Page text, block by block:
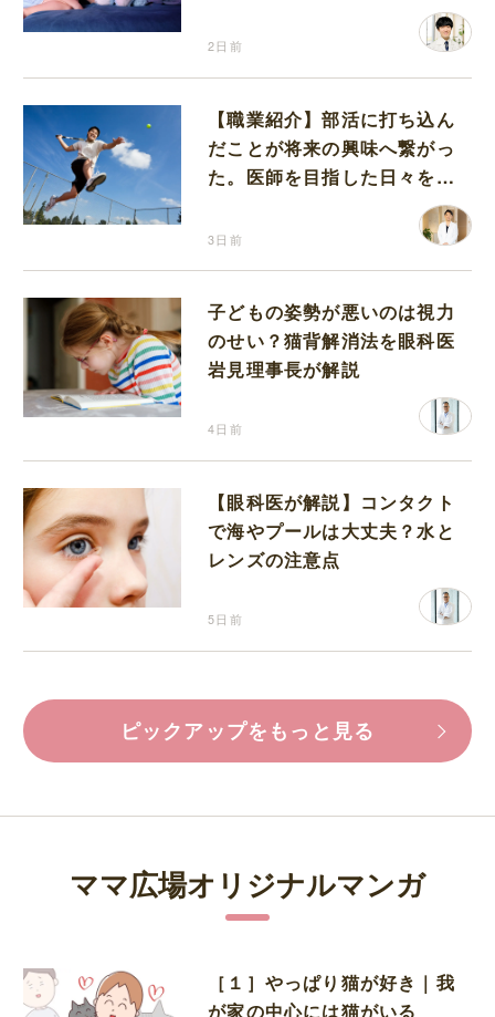
2日前
【職業紹介】部活に打ち込ん
だことが将来の興味へ繋がっ
た。医師を目指した日々を振
3日前
子どもの姿勢が悪いのは視力
のせい？猫背解消法を眼科医
岩見理事長が解説
4日前
【眼科医が解説】コンタクト
で海やプールは大丈夫？水と
レンズの注意点
5日前
ピックアップをもっと見る
ママ広場オリジナルマンガ
［１］やっぱり猫が好き｜我
が家の中心には猫がいる